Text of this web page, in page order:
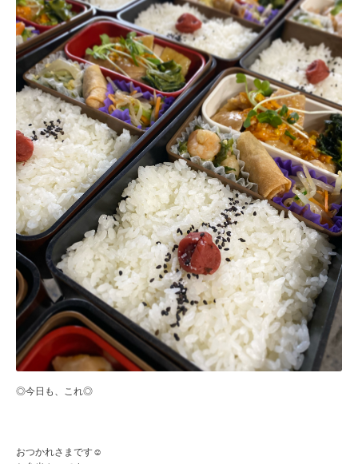
◎今日も、これ◎
おつかれさまです☺️